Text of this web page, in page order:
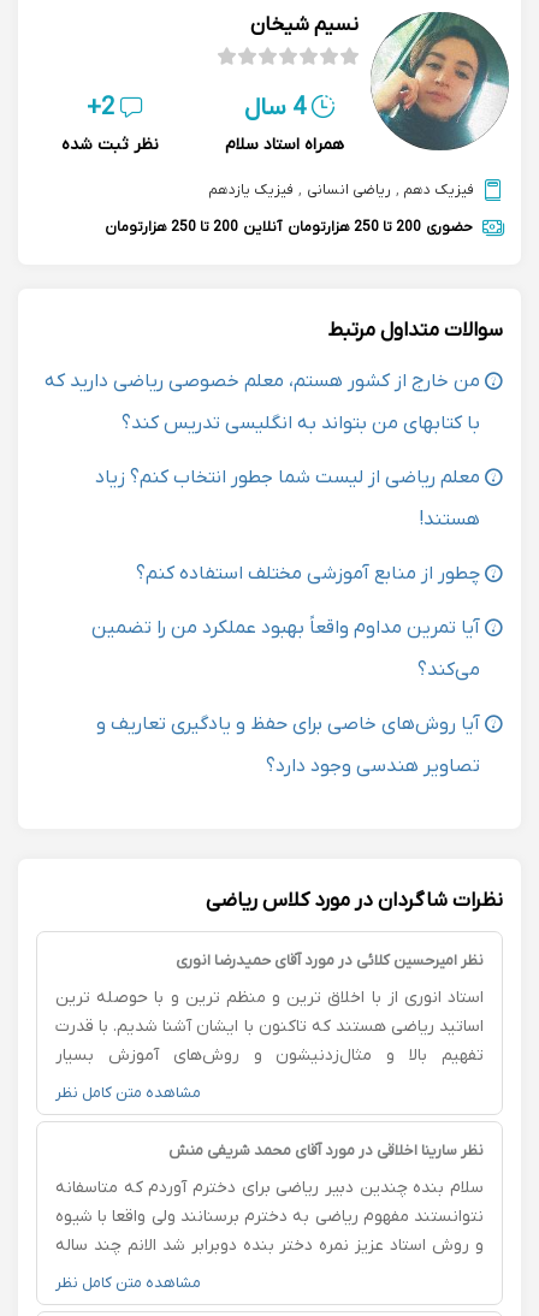
نسیم شیخان
4 سال
همراه استاد سلام
2+
نظر ثبت شده
فیزیک دهم , ریاضی انسانی , فیزیک یازدهم
حضوری 200 تا 250 هزارتومان آنلاین 200 تا 250 هزارتومان
سوالات متداول مرتبط
من خارج از کشور هستم، معلم خصوصی ریاضی دارید که
با کتابهای من بتواند به انگلیسی تدریس کند؟
معلم ریاضی از لیست شما جطور انتخاب کنم؟ زیاد
هستند!
چطور از منابع آموزشی مختلف استفاده کنم؟
آیا تمرین مداوم واقعاً بهبود عملکرد من را تضمین
می‌کند؟
آیا روش‌های خاصی برای حفظ و یادگیری تعاریف و
تصاویر هندسی وجود دارد؟
نظرات شاگردان در مورد کلاس ریاضی
نظر امیرحسین کلائی در مورد آقای حمیدرضا انوری
استاد انوری از با اخلاق ترین و منظم ترین و با حوصله ترین
اساتید ریاضی هستند که تاکنون با ایشان آشنا شدیم. با قدرت
تفهیم بالا و مثال‌زدنیشون و روش‌های آموزش بسیار
خوبشون، به پسر و دخترم در این سه سال نهم، دهم و
یازدهم کمک زیادی کردند تا پایه‌ی ریاضی‌شون خیلی تقویت
بشه و در آزمون ورودی سلام نقش ایشون برای قبولی واقعا
ایشون بیارن.امیدوارم خدا هر چی می‌خوان بهشون بده. این
میزان از صبر و حوصله در آموزش جای تشکر و تحسین داره.
یک دنیا ممنون تونیم جناب انوری عزیز
مشاهده متن کامل نظر
نظر سارینا اخلاقی در مورد آقای محمد شریفی منش
سلام بنده چندین دبیر ریاضی برای دخترم آوردم که متاسفانه
نتوانستند مفهوم ریاضی به دخترم برسنانند ولی واقعا با شیوه
و روش استاد عزیز نمره دختر بنده دوبرابر شد الانم چند ساله
از پایه نهم تا الان در خدمت استاد عزیز هستیم به شدت
توصیه میکنم که یک جلسه فقط شما در محضر استاد باشید
مشاهده متن کامل نظر